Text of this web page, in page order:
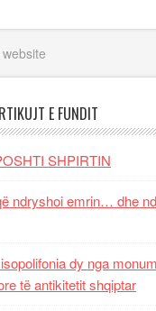
E FUNDIT
SHPIRTIN
ndryshoi emrin… dhe
dy nga
të antikitetit shqiptar